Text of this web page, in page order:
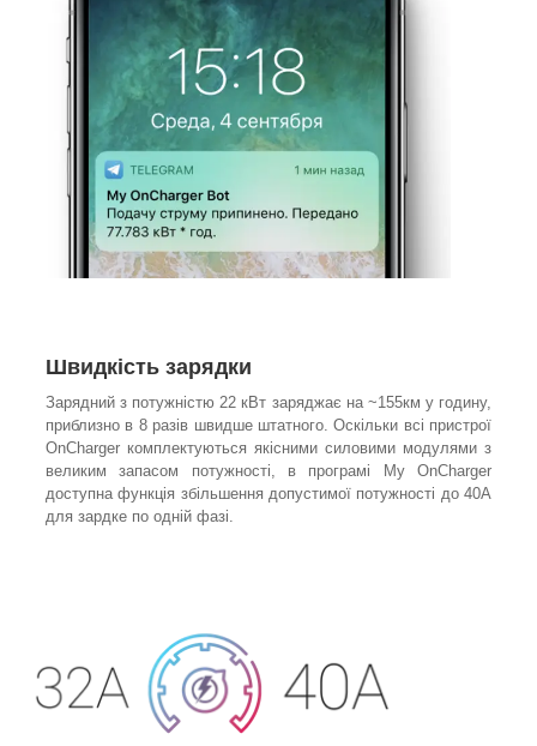
Швидкість зарядки
Зарядний з потужністю 22 кВт заряджає на ~155км у годину,
приблизно в 8 разів швидше штатного. Оскільки всі пристрої
OnCharger комплектуються якісними силовими модулями з
великим запасом потужності, в програмі My OnCharger
доступна функція збільшення допустимої потужності до 40А
для зардке по одній фазі.